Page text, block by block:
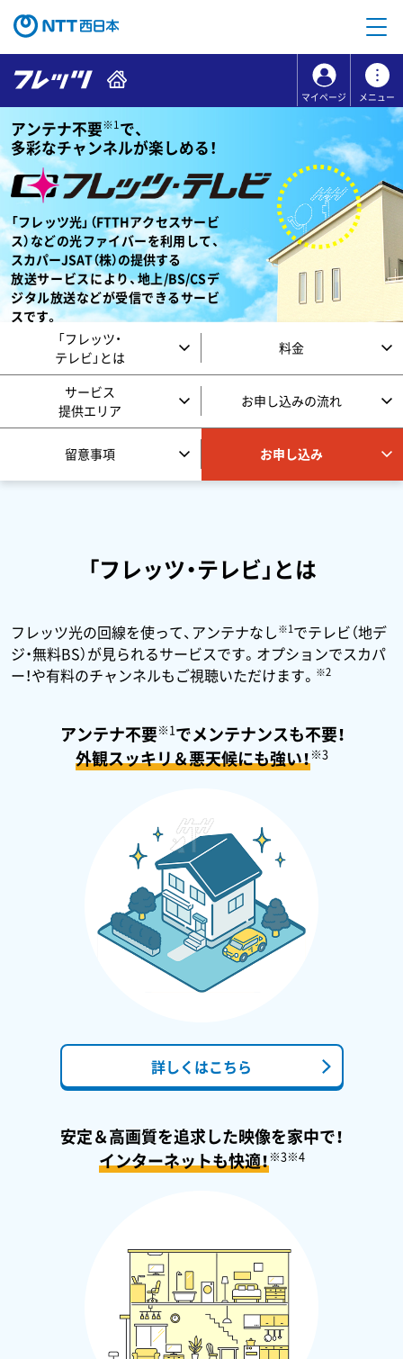
コンテンツのリンクナビゲーションへ移動
マイページ メニュー
アンテナ不要※1で、
多彩なチャンネルが楽しめる！
「フレッツ光」（FTTHアクセスサービ
ス）などの光ファイバーを利用して、
スカパーJSAT（株）の提供する
放送サービスにより、地上/BS/CSデ
ジタル放送などが受信できるサービ
スです。
「フレッツ・
テレビ」とは
料金
サービス
提供エリア
お申し込みの流れ
留意事項 お申し込み
「フレッツ・テレビ」とは
フレッツ光の回線を使って、アンテナなし※1でテレビ（地デ
ジ・無料BS）が見られるサービスです。オプションでスカパ
ー！や有料のチャンネルもご視聴いただけます。 ※2
アンテナ不要※1でメンテナンスも不要！
外観スッキリ＆悪天候にも強い！※3
詳しくはこちら
安定＆高画質を追求した映像を家中で！
インターネットも快適！※3※4